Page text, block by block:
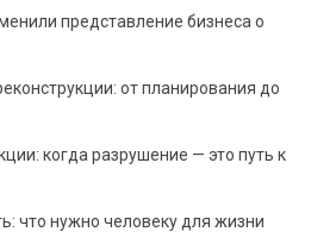
представление бизнеса о
от планирования до
когда разрушение — это путь к
что нужно человеку для жизни